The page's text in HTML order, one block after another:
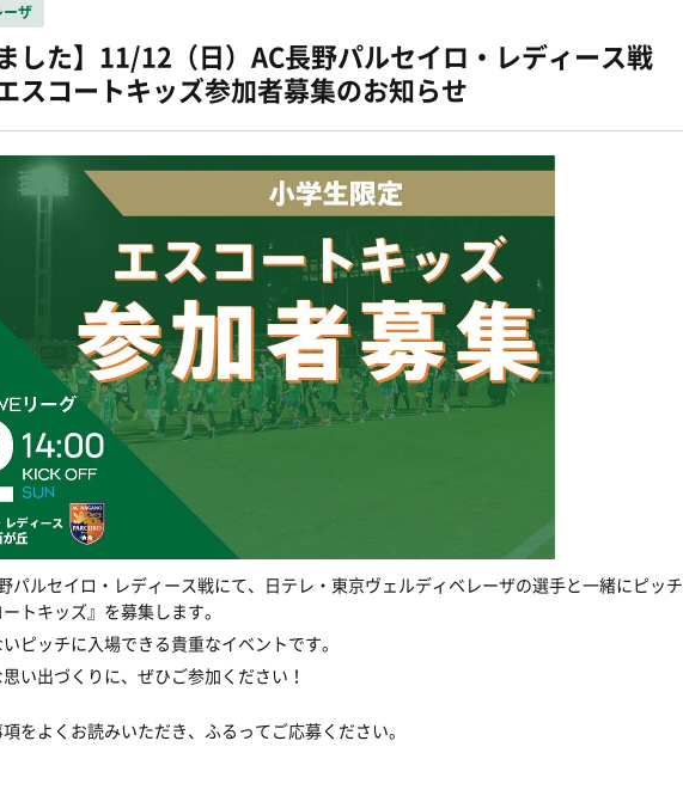
ザ
した】11/12（日）AC長野パルセイロ・レディース戦
スコートキッズ参加者募集のお知らせ
パルセイロ・レディース戦にて、日テレ・東京ヴェルディベレーザの選手と一緒にピッチ
トキッズ』を募集します。
ピッチに入場できる貴重なイベントです。
い出づくりに、ぜひご参加ください！
をよくお読みいただき、ふるってご応募ください。